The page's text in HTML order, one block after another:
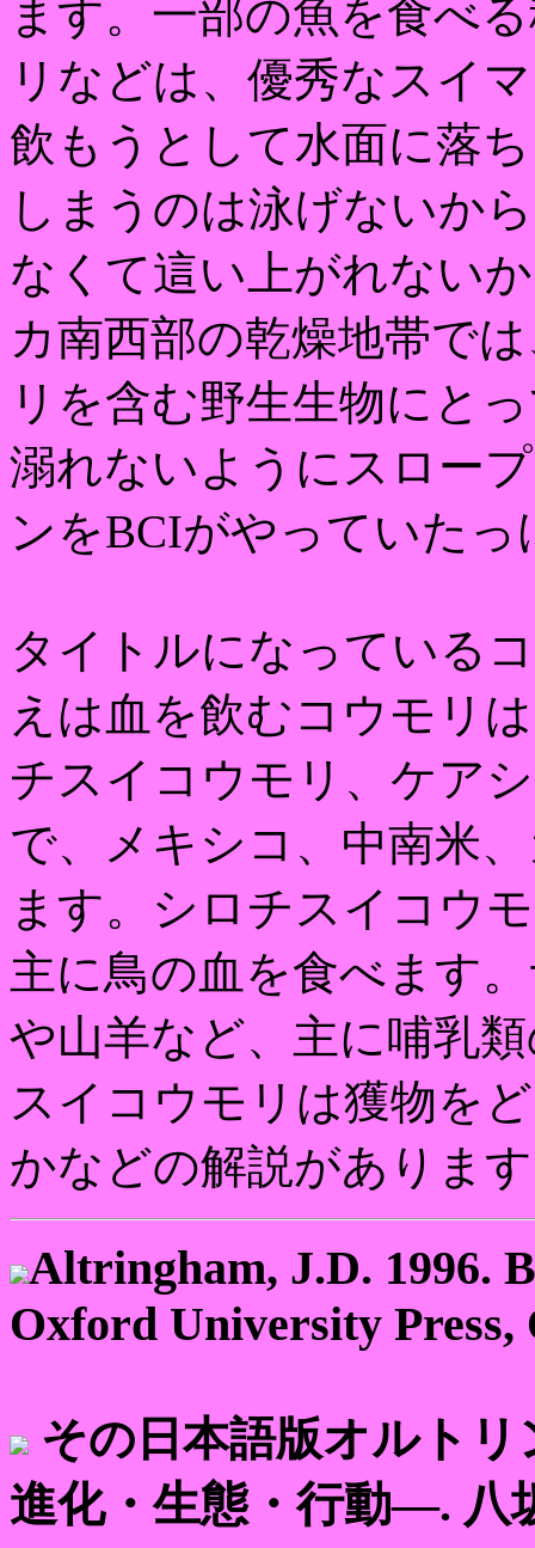
ます。一部の魚を食べ
リなどは、優秀なスイ
飲もうとして水面に落
しまうのは泳げないか
なくて這い上がれない
カ南西部の乾燥地帯で
リを含む野生生物にと
溺れないようにスロー
ンをBCIがやっていたっ
タイトルになっている
えは血を飲むコウモリ
チスイコウモリ、ケア
で、メキシコ、中南米
ます。シロチスイコウ
主に鳥の血を食べます
や山羊など、主に哺乳
スイコウモリは獲物を
かなどの解説がありま
Altringham, J.D. 1996.
Oxford University Press,
その日本語版オルトリ
進化・生態・行動―. 八